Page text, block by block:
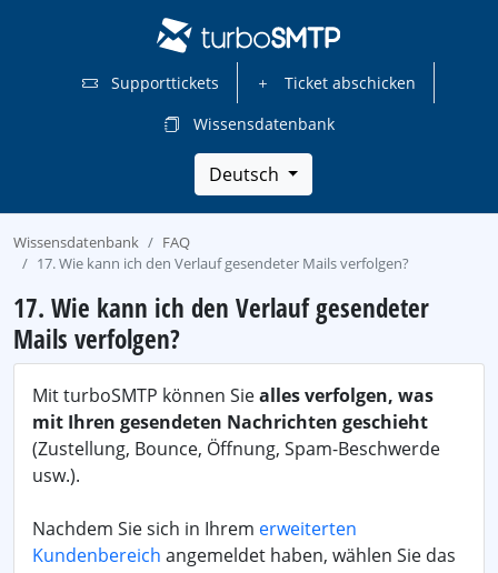
Supporttickets
Ticket abschicken
Wissensdatenbank
Deutsch
Wissensdatenbank
FAQ
17. Wie kann ich den Verlauf gesendeter Mails verfolgen?
17. Wie kann ich den Verlauf gesendeter
Mails verfolgen?
Mit turboSMTP können Siealles verfolgen, was
mit Ihren gesendeten Nachrichten geschieht
(Zustellung, Bounce, Öffnung, Spam-Beschwerde
usw.).
Nachdem Sie sich in Ihrem erweiterten
Kundenbereich angemeldet haben, wählen Sie das